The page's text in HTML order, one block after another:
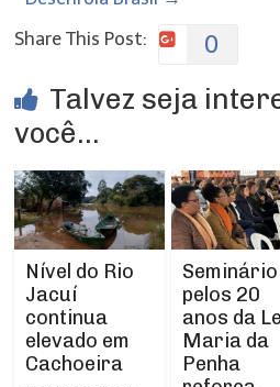
Share This Post:
0
Talvez seja
você...
Nível do Rio
Jacuí
continua
elevado em
Cachoeira
Seminário
pelos 20
anos da
Maria da
Penha